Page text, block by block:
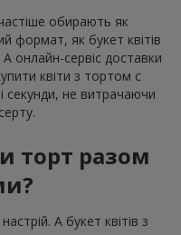
обирають як
формат, як букет квітів
онлайн-сервіс доставки
квіти з тортом с
секунди, не витрачаючи
торт разом
А букет квітів з